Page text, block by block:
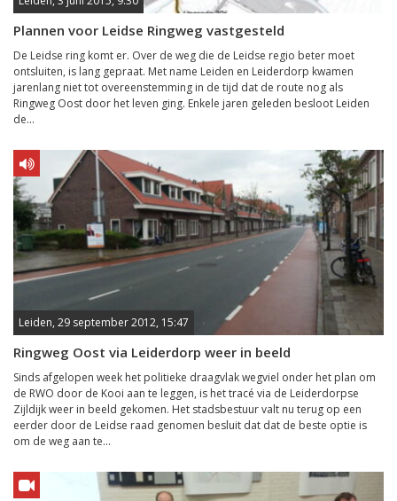
Plannen voor Leidse Ringweg vastgesteld
De Leidse ring komt er. Over de weg die de Leidse regio beter moet
ontsluiten, is lang gepraat. Met name Leiden en Leiderdorp kwamen
jarenlang niet tot overeenstemming in de tijd dat de route nog als
Ringweg Oost door het leven ging. Enkele jaren geleden besloot Leiden
de...
Leiden, 29 september 2012, 15:47
Ringweg Oost via Leiderdorp weer in beeld
Sinds afgelopen week het politieke draagvlak wegviel onder het plan om
de RWO door de Kooi aan te leggen, is het tracé via de Leiderdorpse
Zijldijk weer in beeld gekomen. Het stadsbestuur valt nu terug op een
eerder door de Leidse raad genomen besluit dat dat de beste optie is
om de weg aan te...